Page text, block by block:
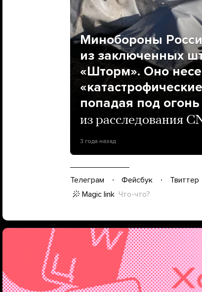
Минобороны
из заключенных
«Шторм». Оно
попадая под
из расследования
3 года назад
Телеграм Фейсбук Твиттер
Magic link Что-что?